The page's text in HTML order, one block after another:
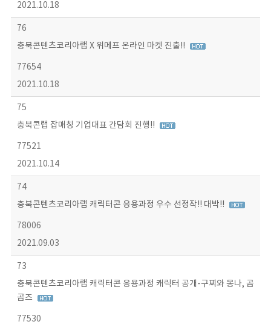
2021.10.18
76
충북콘텐츠코리아랩 X 위메프 온라인 마켓 진출!!
77654
2021.10.18
75
충북콘랩 잡매칭 기업대표 간담회 진행!!
77521
2021.10.14
74
충북콘텐츠코리아랩 캐릭터콘 응용과정 우수 선정작!! 대박!!
78006
2021.09.03
73
충북콘텐츠코리아랩 캐릭터콘 응용과정 캐릭터 공개-구찌와 몽나, 곰
곰즈
77530